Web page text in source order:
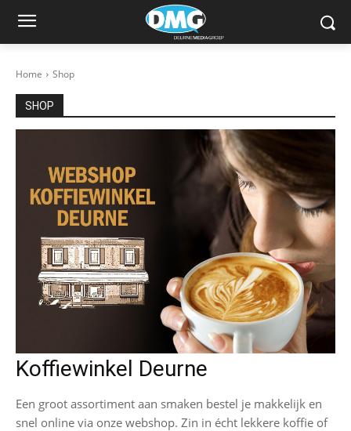
Home Shop
SHOP
Koffiewinkel Deurne
Een groot assortiment aan smaken bestel je makkelijk en
snel online via onze webshop. Zin in écht lekkere koffie of